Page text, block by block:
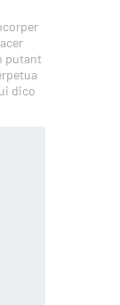
putant
dico